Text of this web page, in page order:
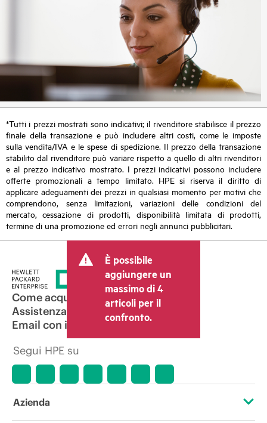
*Tutti i prezzi mostrati sono indicativi; il rivenditore stabilisce il prezzo
finale della transazione e può includere altri costi, come le imposte
sulla vendita/IVA e le spese di spedizione. Il prezzo della transazione
stabilito dal rivenditore può variare rispetto a quello di altri rivenditori
e al prezzo indicativo mostrato. I prezzi indicativi possono includere
offerte promozionali a tempo limitato. HPE si riserva il diritto di
applicare adeguamenti dei prezzi in qualsiasi momento per motivi che
comprendono, senza limitazioni, variazioni delle condizioni del
mercato, cessazione di prodotti, disponibilità limitata di prodotti,
termine di una promozione ed errori negli annunci pubblicitari.
È possibile
aggiungere un
massimo di 4
articoli per il
confronto.
Come acquistare
Assistenza per i prodotti
Email con il commerciale
Segui HPE su
Azienda